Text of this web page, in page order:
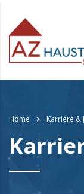
Home Karriere &